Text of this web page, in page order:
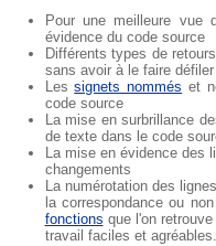
Pour une meilleure vue
évidence du code source
Différents types de
sans avoir à le faire défiler
Lessignets nommés et
code source
La mise en surbrillance
de texte dans le code
La mise en évidence des
changements
La numérotation des
la correspondance ou
fonctions que l'on
travail faciles et agréables.